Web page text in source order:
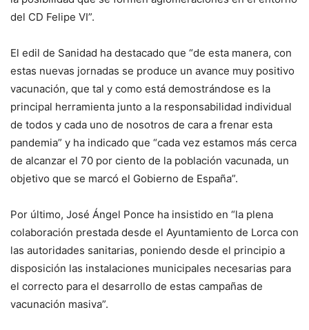
del CD Felipe VI”.
El edil de Sanidad ha destacado que “de esta manera, con
estas nuevas jornadas se produce un avance muy positivo
vacunación, que tal y como está demostrándose es la
principal herramienta junto a la responsabilidad individual
de todos y cada uno de nosotros de cara a frenar esta
pandemia” y ha indicado que “cada vez estamos más cerca
de alcanzar el 70 por ciento de la población vacunada, un
objetivo que se marcó el Gobierno de España”.
Por último, José Ángel Ponce ha insistido en “la plena
colaboración prestada desde el Ayuntamiento de Lorca con
las autoridades sanitarias, poniendo desde el principio a
disposición las instalaciones municipales necesarias para
el correcto para el desarrollo de estas campañas de
vacunación masiva”.